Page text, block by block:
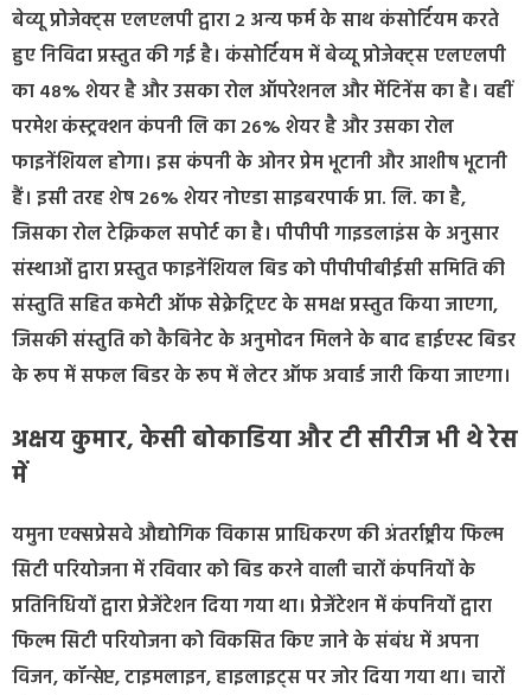
बेव्यू प्रोजेक्ट्स एलएलपी द्वारा 2 अन्य फर्म के साथ कंसोर्टियम करते
हुए निविदा प्रस्तुत की गई है। कंसोर्टियम में बेव्यू प्रोजेक्ट्स एलएलपी
का 48% शेयर है और उसका रोल ऑपरेशनल और मेंटिनेंस का है। वहीं
परमेश कंस्ट्रक्शन कंपनी लि का 26% शेयर है और उसका रोल
फाइनेंशियल होगा। इस कंपनी के ओनर प्रेम भूटानी और आशीष भूटानी
हैं। इसी तरह शेष 26% शेयर नोएडा साइबरपार्क प्रा. लि. का है,
जिसका रोल टेक्निकल सपोर्ट का है। पीपीपी गाइडलाइंस के अनुसार
संस्थाओं द्वारा प्रस्तुत फाइनेंशियल बिड को पीपीपीबीईसी समिति की
संस्तुति सहित कमेटी ऑफ सेक्रेट्रिएट के समक्ष प्रस्तुत किया जाएगा,
जिसकी संस्तुति को कैबिनेट के अनुमोदन मिलने के बाद हाईएस्ट बिडर
के रूप में सफल बिडर के रूप में लेटर ऑफ अवार्ड जारी किया जाएगा।
अक्षय कुमार, केसी बोकाडिया और टी सीरीज भी थे रेस
में
यमुना एक्सप्रेसवे औद्योगिक विकास प्राधिकरण की अंतर्राष्ट्रीय फिल्म
सिटी परियोजना में रविवार को बिड करने वाली चारों कंपनियों के
प्रतिनिधियों द्वारा प्रेजेंटेशन दिया गया था। प्रेजेंटेशन में कंपनियों द्वारा
फिल्म सिटी परियोजना को विकसित किए जाने के संबंध में अपना
विजन, कॉन्सेप्ट, टाइमलाइन, हाइलाइट्स पर जोर दिया गया था। चारों